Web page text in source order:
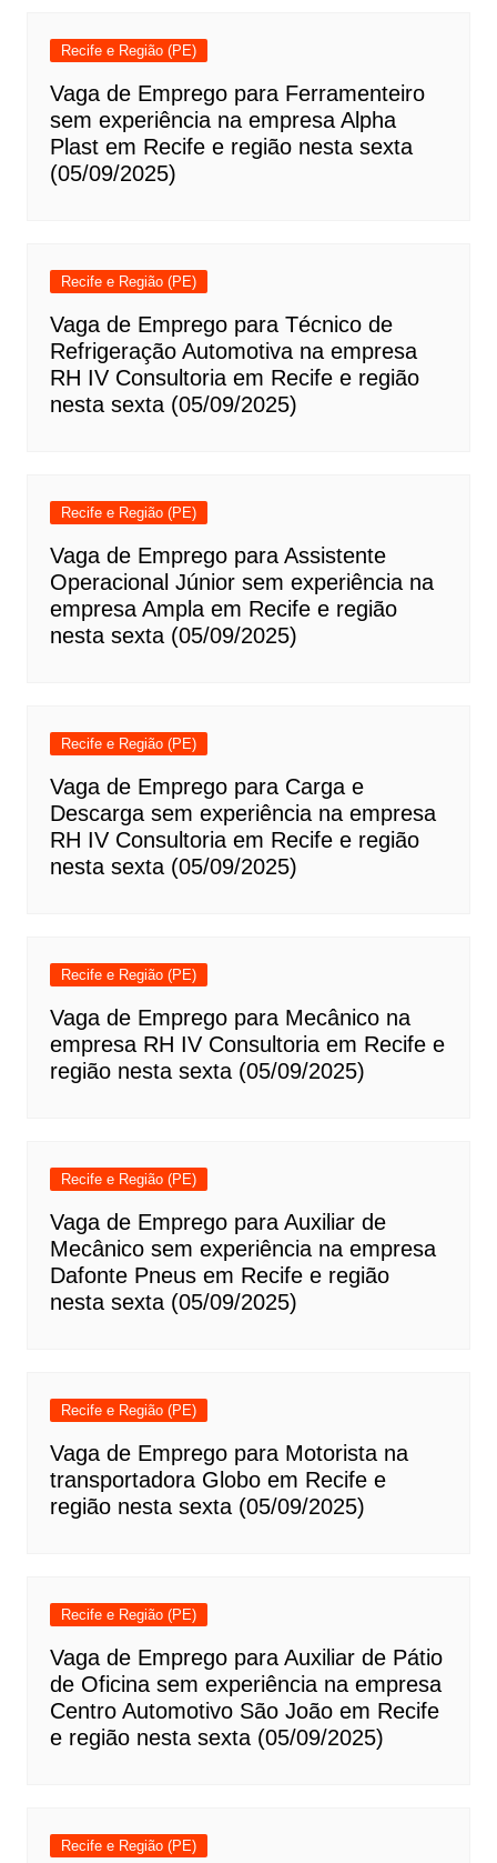
Recife e Região (PE)
Vaga de Emprego para Ferramenteiro
sem experiência na empresa Alpha
Plast em Recife e região nesta sexta
(05/09/2025)
Recife e Região (PE)
Vaga de Emprego para Técnico de
Refrigeração Automotiva na empresa
RH IV Consultoria em Recife e região
nesta sexta (05/09/2025)
Recife e Região (PE)
Vaga de Emprego para Assistente
Operacional Júnior sem experiência na
empresa Ampla em Recife e região
nesta sexta (05/09/2025)
Recife e Região (PE)
Vaga de Emprego para Carga e
Descarga sem experiência na empresa
RH IV Consultoria em Recife e região
nesta sexta (05/09/2025)
Recife e Região (PE)
Vaga de Emprego para Mecânico na
empresa RH IV Consultoria em Recife e
região nesta sexta (05/09/2025)
Recife e Região (PE)
Vaga de Emprego para Auxiliar de
Mecânico sem experiência na empresa
Dafonte Pneus em Recife e região
nesta sexta (05/09/2025)
Recife e Região (PE)
Vaga de Emprego para Motorista na
transportadora Globo em Recife e
região nesta sexta (05/09/2025)
Recife e Região (PE)
Vaga de Emprego para Auxiliar de Pátio
de Oficina sem experiência na empresa
Centro Automotivo São João em Recife
e região nesta sexta (05/09/2025)
Recife e Região (PE)